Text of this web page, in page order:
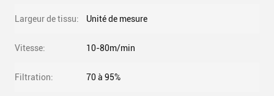
Largeur de tissu: Unité de mesure
Vitesse: 10-80m/min
Filtration: 70 à 95%